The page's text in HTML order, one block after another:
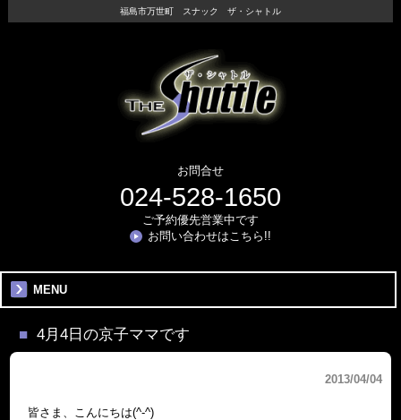
福島市万世町 スナック ザ・シャトル
お問合せ
024-528-1650
ご予約優先営業中です
お問い合わせはこちら!!
MENU
4月4日の京子ママです
2013/04/04
皆さま、こんにちは(^-^)